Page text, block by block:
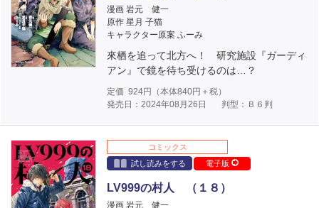
漫画 岩元 健一
原作 星月 子猫
キャラクター原案 ふーみ
來栖を追って北方へ！ 研究施設『ガーディ
アン』で鏡を待ち受けるのは…？
定価 924円（本体840円＋税）
発売日：2024年08月26日
判型：Ｂ６判
コミックス
試し読みをする
電子版
LV999の村人 （１８）
漫画 岩元 健一